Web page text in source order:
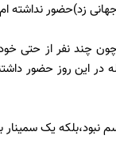
چند نفر از حتی
در این روز حضور
یک سمینار